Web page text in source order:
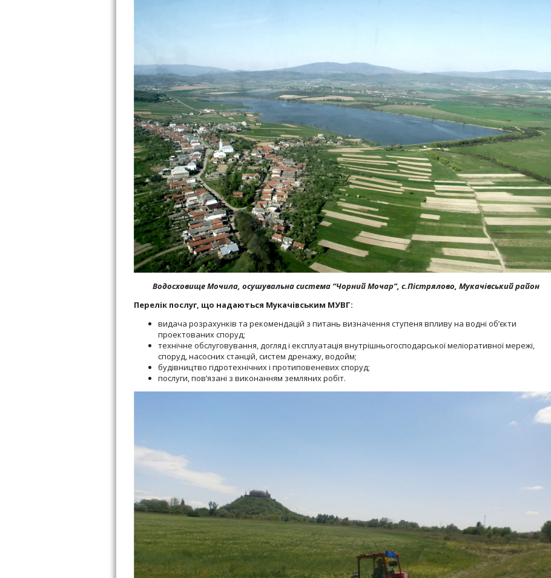
Водосховище Мочила, осушувальна система “Чорний Мочар”, с.Пістрялово, Мукачівський район
Перелік послуг, що надаються Мукачівським МУВГ:
видача розрахунків та рекомендацій з питань визначення ступеня впливу на водні об’єкти
проектованих споруд;
технічне обслуговування, догляд і експлуатація внутрішньогосподарської меліоративної мережі,
споруд, насосних станцій, систем дренажу, водойм;
будівництво гідротехнічних і протиповеневих споруд;
послуги, пов’язані з виконанням земляних робіт.